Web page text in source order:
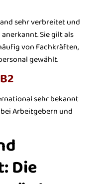
sehr verbreitet und
Sie gilt als
von Fachkräften,
gewählt.
sehr bekannt
Arbeitgebern und
Die